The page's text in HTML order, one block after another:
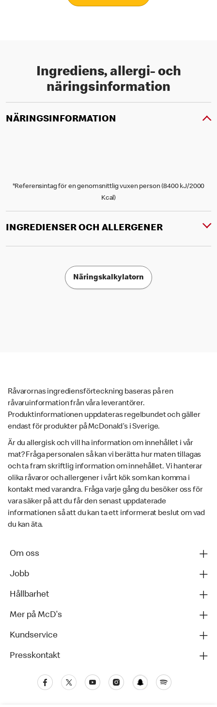
Ingrediens, allergi- och
näringsinformation
NÄRINGSINFORMATION
*Referensintag för en genomsnittlig vuxen person (8400 kJ/2000
Kcal)
INGREDIENSER OCH ALLERGENER
Näringskalkylatorn
Råvarornas ingrediensförteckning baseras på ren
råvaruinformation från våra leverantörer.
Produktinformationen uppdateras regelbundet och gäller
endast för produkter på McDonald’s i Sverige.
Är du allergisk och vill ha information om innehållet i vår
mat? Fråga personalen så kan vi berätta hur maten tillagas
och ta fram skriftlig information om innehållet. Vi hanterar
olika råvaror och allergener i vårt kök som kan komma i
kontakt med varandra. Fråga varje gång du besöker oss för
vara säker på att du får den senast uppdaterade
informationen så att du kan ta ett informerat beslut om vad
du kan äta.
Om oss
Jobb
Hållbarhet
Mer på McD's
Kundservice
Presskontakt